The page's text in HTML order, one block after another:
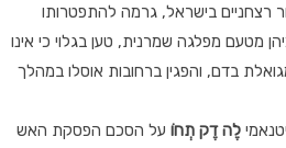
רצחניים בישראל, גרמה להתפטרותו
מטעם מפלגה שמרנית, טען בגלוי כי אינו
בדם, והפגין ברחובות אוסלו במהלך
לֶה דֶק תְחוֹ על הסכם הפסקת האש